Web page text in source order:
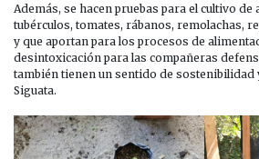
Además, se hacen pruebas para el cultivo
tubérculos, tomates, rábanos, remolachas,
y que aportan para los procesos de
desintoxicación para las compañeras
también tienen un sentido de sostenibilidad
Siguata.